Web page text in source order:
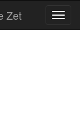
Zet